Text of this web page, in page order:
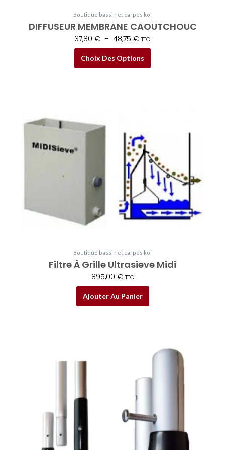
Boutique bassin et carpes koï
DIFFUSEUR MEMBRANE CAOUTCHOUC
37,80 € – 48,75 € TTC
Choix Des Options
être
choisies
page
Boutique bassin et carpes koï
Filtre À Grille Ultrasieve Midi
895,00 € TTC
Ajouter Au Panier